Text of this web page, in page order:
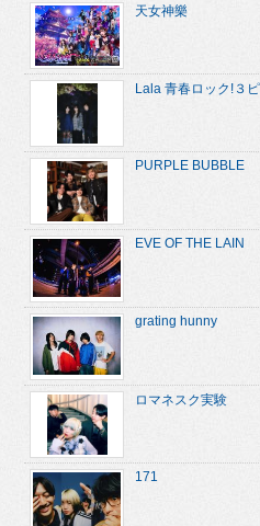
天女神樂
Lala 青春ロック!３
PURPLE BUBBLE
EVE OF THE LAIN
grating hunny
ロマネスク実験
171